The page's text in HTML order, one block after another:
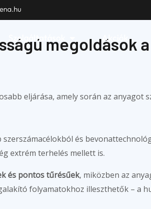
Szolgáltatások Akciók
megoldások
eljárása, amely során az anyagot
és
extrém terhelés mellett is.
és pontos tűrésűek, miközben az
folyamatokhoz illeszthetők – a